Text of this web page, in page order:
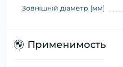
Зовнішній діаметр [мм]
Применимость